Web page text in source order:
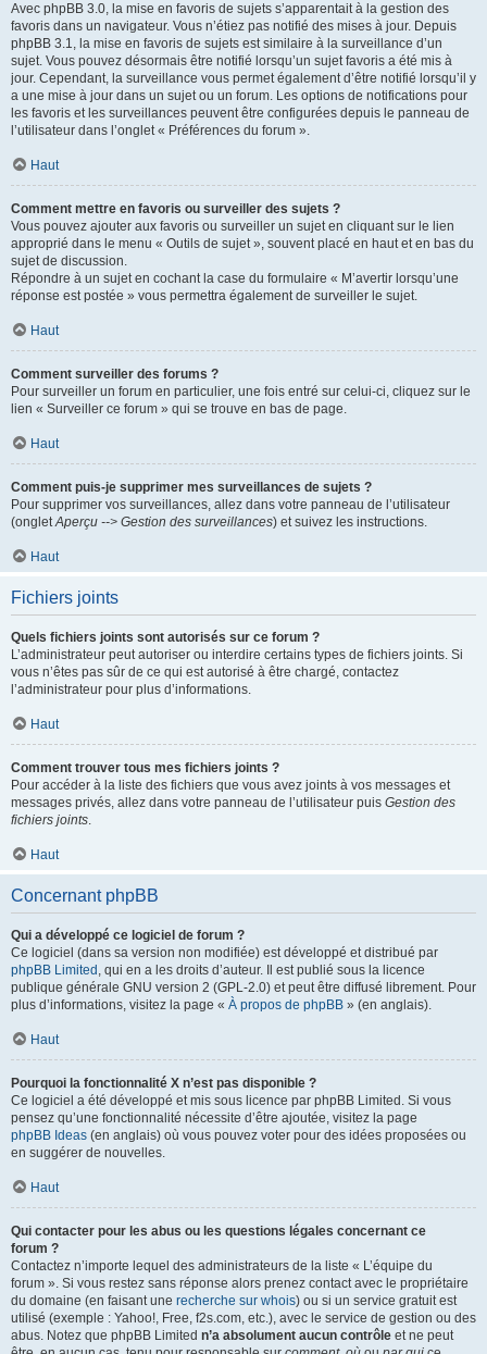
Avec phpBB 3.0, la mise en favoris de sujets s’apparentait à la gestion des
favoris dans un navigateur. Vous n’étiez pas notifié des mises à jour. Depuis
phpBB 3.1, la mise en favoris de sujets est similaire à la surveillance d’un
sujet. Vous pouvez désormais être notifié lorsqu’un sujet favoris a été mis à
jour. Cependant, la surveillance vous permet également d’être notifié lorsqu’il y
a une mise à jour dans un sujet ou un forum. Les options de notifications pour
les favoris et les surveillances peuvent être configurées depuis le panneau de
l’utilisateur dans l’onglet « Préférences du forum ».
Haut
Comment mettre en favoris ou surveiller des sujets ?
Vous pouvez ajouter aux favoris ou surveiller un sujet en cliquant sur le lien
approprié dans le menu « Outils de sujet », souvent placé en haut et en bas du
sujet de discussion.
Répondre à un sujet en cochant la case du formulaire « M’avertir lorsqu’une
réponse est postée » vous permettra également de surveiller le sujet.
Haut
Comment surveiller des forums ?
Pour surveiller un forum en particulier, une fois entré sur celui-ci, cliquez sur le
lien « Surveiller ce forum » qui se trouve en bas de page.
Haut
Comment puis-je supprimer mes surveillances de sujets ?
Pour supprimer vos surveillances, allez dans votre panneau de l’utilisateur
(ongletAperçu --> Gestion des surveillances) et suivez les instructions.
Haut
Fichiers joints
Quels fichiers joints sont autorisés sur ce forum ?
L’administrateur peut autoriser ou interdire certains types de fichiers joints. Si
vous n’êtes pas sûr de ce qui est autorisé à être chargé, contactez
l’administrateur pour plus d’informations.
Haut
Comment trouver tous mes fichiers joints ?
Pour accéder à la liste des fichiers que vous avez joints à vos messages et
messages privés, allez dans votre panneau de l’utilisateur puis Gestion des
fichiers joints.
Haut
Concernant phpBB
Qui a développé ce logiciel de forum ?
Ce logiciel (dans sa version non modifiée) est développé et distribué par
phpBB Limited , qui en a les droits d’auteur. Il est publié sous la licence
publique générale GNU version 2 (GPL-2.0) et peut être diffusé librement. Pour
plus d’informations, visitez la page « À propos de phpBB » (en anglais).
Haut
Pourquoi la fonctionnalité X n’est pas disponible ?
Ce logiciel a été développé et mis sous licence par phpBB Limited. Si vous
pensez qu’une fonctionnalité nécessite d’être ajoutée, visitez la page
phpBB Ideas (en anglais) où vous pouvez voter pour des idées proposées ou
en suggérer de nouvelles.
Haut
Qui contacter pour les abus ou les questions légales concernant ce
forum ?
Contactez n’importe lequel des administrateurs de la liste « L’équipe du
forum ». Si vous restez sans réponse alors prenez contact avec le propriétaire
du domaine (en faisant une recherche sur whois) ou si un service gratuit est
utilisé (exemple : Yahoo!, Free, f2s.com, etc.), avec le service de gestion ou des
abus. Notez que phpBB Limited n’a absolument aucun contrôle et ne peut